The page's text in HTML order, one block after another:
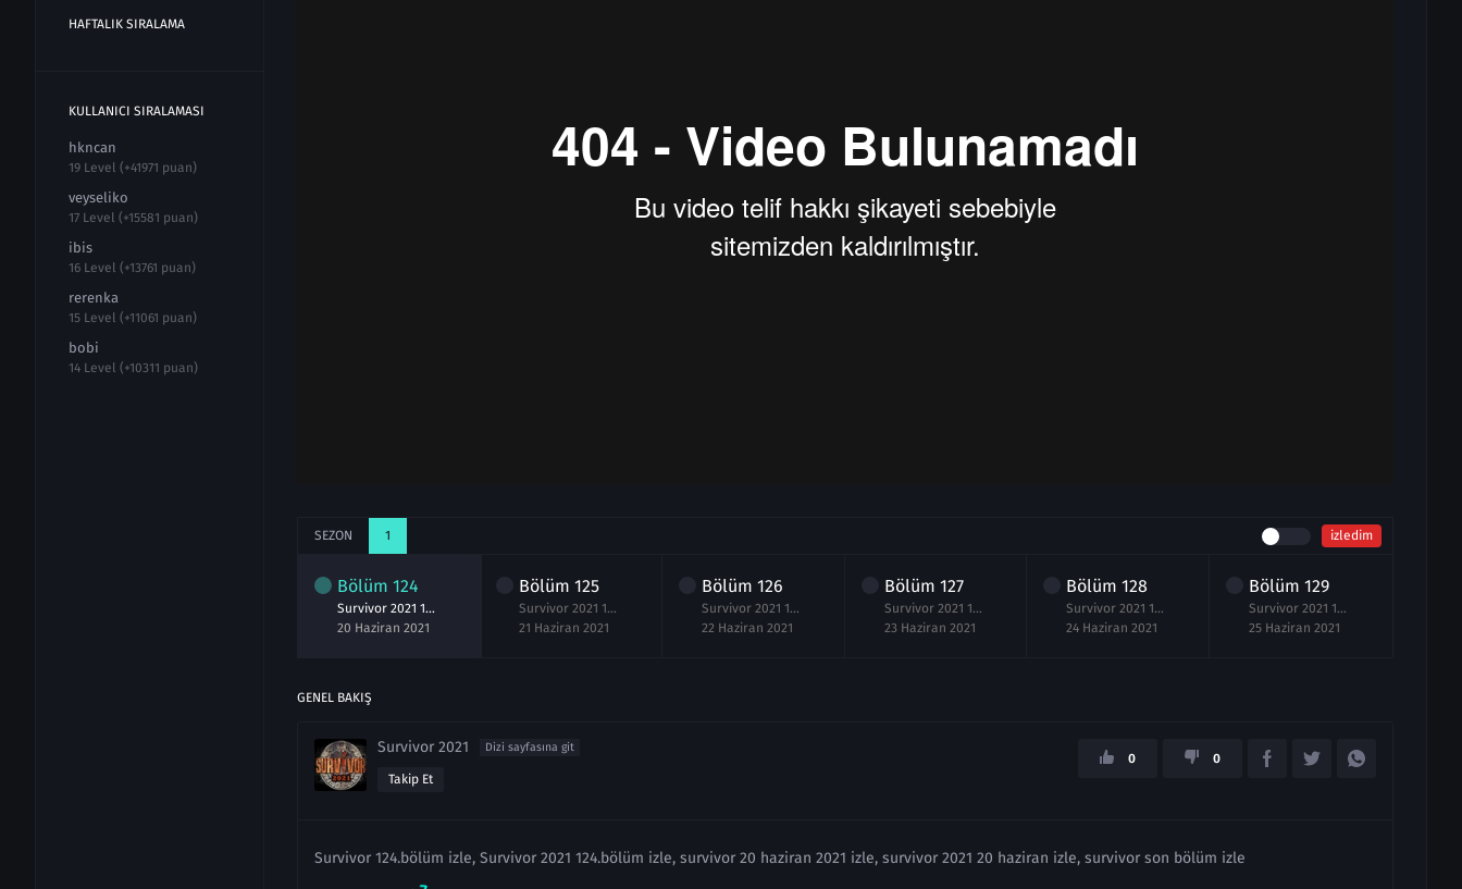
HAFTALIK SIRALAMA
KULLANICI SIRALAMASI
hkncan
19 Level (+41971 puan)
veyseliko
17 Level (+15581 puan)
ibis
16 Level (+13761 puan)
rerenka
15 Level (+11061 puan)
bobi
14 Level (+10311 puan)
SEZON 1 izledim
Bölüm 124
Survivor 2021 124.Bölüm izle 20 Haziran
20 Haziran 2021
Bölüm125
Survivor 2021 125.Bölüm izle 21 Haziran
21 Haziran 2021
Bölüm126
Survivor 2021 126.Bölüm izle 22 Haziran
22 Haziran 2021
Bölüm 127
Survivor 2021 127.Bölüm izle 23 Haziran
23 Haziran 2021
Bölüm128
Survivor 2021 128.Bölüm izle 24 Haziran
24 Haziran 2021
Bölüm 129
Survivor 2021 129.Bölüm izle Final 25 Haziran
25 Haziran 2021
GENEL BAKIŞ
Survivor 2021 Dizi sayfasına git
Takip Et
0 0
Survivor 124.bölüm izle, Survivor 2021 124.bölüm izle, survivor 20 haziran 2021 izle, survivor 2021 20 haziran izle, survivor son bölüm izle